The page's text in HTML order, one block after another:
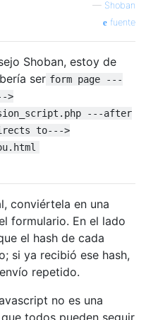
— Shoban
fuente
Shoban, estoy de
ser form page ---
>
---after
to--->
conviértela en una
formulario. En el lado
el hash de cada
si ya recibió ese hash,
repetido.
no es una
todos pueden seguir